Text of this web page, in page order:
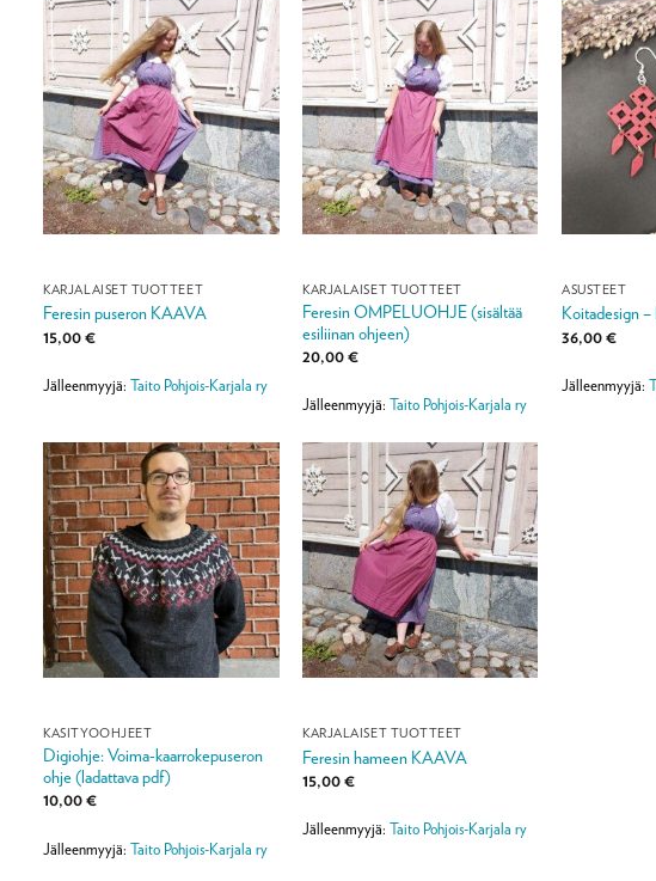
KARJALAISET TUOTTEET
Feresin puseron KAAVA
15,00€
Jälleenmyyjä:Taito Pohjois-Karjala ry
KARJALAISET TUOTTEET
Feresin OMPELUOHJE (sisältää
esiliinan ohjeen)
20,00€
Jälleenmyyjä:Taito Pohjois-Karjala ry
ASUSTEET
Koitadesign
36,00€
Jälleenmyyjä:
KÄSITYÖOHJEET
Digiohje: Voima-kaarrokepuseron
ohje (ladattava pdf)
10,00€
Jälleenmyyjä:Taito Pohjois-Karjala ry
KARJALAISET TUOTTEET
Feresin hameen KAAVA
15,00€
Jälleenmyyjä:Taito Pohjois-Karjala ry